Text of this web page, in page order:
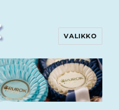
VALIKKO